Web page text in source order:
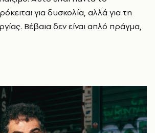
για δυσκολία, αλλά για τη
Βέβαια δεν είναι απλό πράγμα,